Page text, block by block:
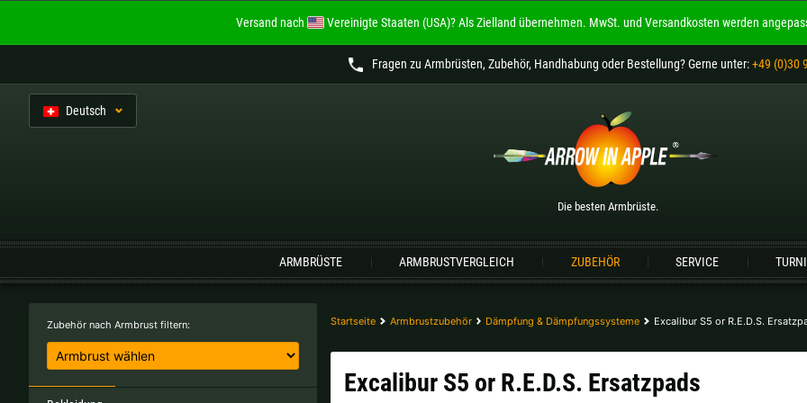
Deutsch
Die besten Armbrüste.
ARMBRÜSTE ARMBRUSTVERGLEICH ZUBEHÖR SERVICE
Zubehör nach Armbrust filtern: Startseite Armbrustzubehör Dämpfung & Dämpfungssysteme Excalibur S5 or R.E.D.S.
Excalibur S5 or R.E.D.S. Ersatzpads
Willkommen beiARROW IN APPLE
Die besten Armbrüste.
Bitte wählen Sie Ihre Sprache aus:
Deutsch (DE)
Belgien |€ Bulgarien |лв Deutschland |€ Estland |€
Italien | € kn Lettland |€ Litauen |€
Portugal |€ Schweden |
Versand nach Vereinigte Staaten (USA)?Als Zielland übernehmen. MwSt. und Versandkosten werden
Fragen zu Armbrüsten, Zubehör, Handhabung oder Bestellung? Gerne unter:+49 (0)30